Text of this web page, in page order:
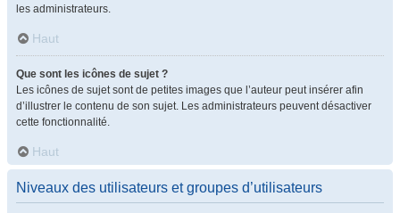
les administrateurs.
Haut
Que sont les icônes de sujet ?
Les icônes de sujet sont de petites images que l’auteur peut insérer afin
d’illustrer le contenu de son sujet. Les administrateurs peuvent désactiver
cette fonctionnalité.
Haut
Niveaux des utilisateurs et groupes d’utilisateurs